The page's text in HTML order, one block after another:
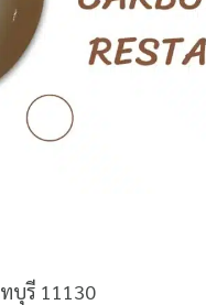
บุรี 11130